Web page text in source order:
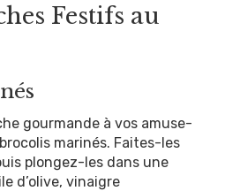
Festifs au
gourmande à vos amuse-
marinés. Faites-les
plongez-les dans une
d’olive, vinaigre